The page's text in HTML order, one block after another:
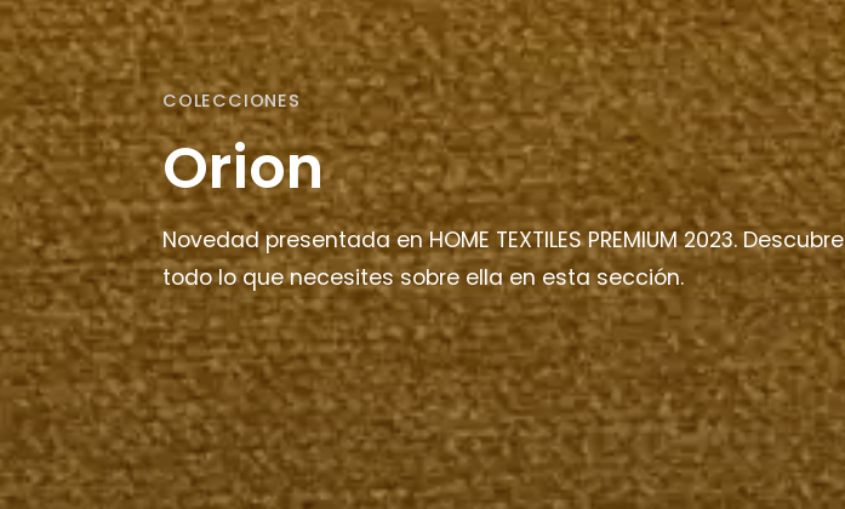
COLECCIONES
Orion
Novedad presentada en HOME TEXTILES PREMIUM 2023. Descubre
todo lo que necesites sobre ella en esta sección.